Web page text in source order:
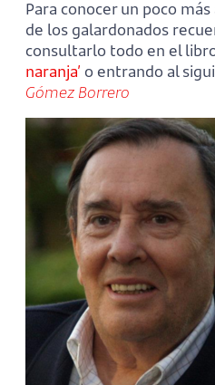
Para conocer un poco
de los galardonados
consultarlo todo en el
naranja’ o entrando al
Gómez Borrero